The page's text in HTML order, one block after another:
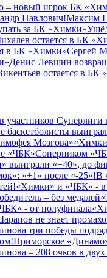
– новый игрок БК
Павлович!Максим
за БК «Химки»
остается в БК
в БК «Химки»Сергей
Денис Левшин
остается в БК
участников
баскетболисты
Мозгова»
«ЧБК»Соперником
выиграли «+40», до
«+1» после «-25»!В
«Химки» и «ЧБК» - в
– без медалей
- от полуфинала
не знает
три победы
Приморское
– 208 очков в двух